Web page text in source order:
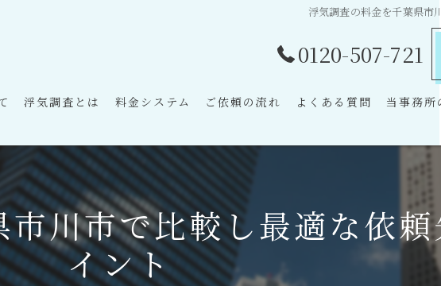
浮気調査の料金を千葉県市
0120-507-721
浮気調査とは 料金システム ご依頼の流れ よくある質問 当事務所
探偵
離婚
不倫
川市で比較し最適な依
イント